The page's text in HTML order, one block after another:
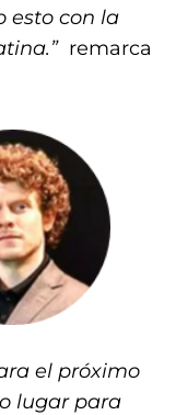
esto con la
remarca
el próximo
lugar para